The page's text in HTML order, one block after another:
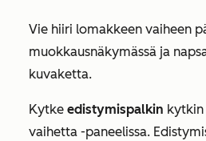
Vie hiiri lomakkeen vaiheen
muokkausnäkymässä ja
kuvaketta.
Kytke edistymispalkin
vaihetta -paneelissa.